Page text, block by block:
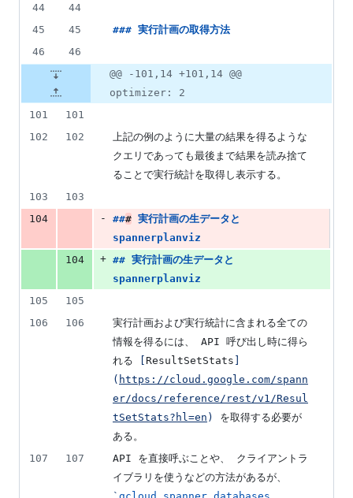
44
44
45
45 ### 実行計画の取得方法
46
46
@@ -101,14 +101,14 @@
optimizer: 2
101
101
102
102
上記の例のように大量の結果を得るような
クエリであっても最後まで結果を読み捨て
ることで実行統計を取得し表示する。
103
103
104
- ### 実行計画の生データと
spannerplanviz
104
+ ## 実行計画の生データと
spannerplanviz
105
105
106
106
実行計画および実行統計に含まれる全ての
情報を得るには、 API 呼び出し時に得ら
れる
ResultSetStats
( https://cloud.google.com/spann
er/docs/reference/rest/v1/Resul
tSetStats?hl=en )
を取得する必要が
ある。
107
107
API を直接呼ぶことや、 クライアントラ